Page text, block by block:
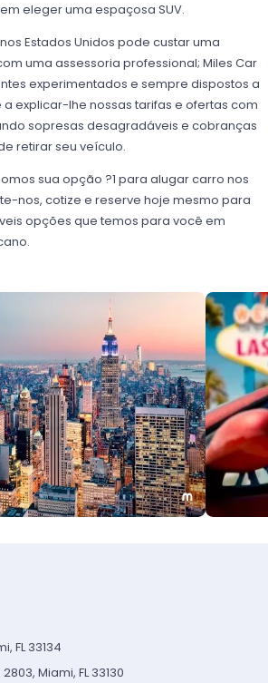
eleger uma espaçosa SUV.
Estados Unidos pode custar uma
uma assessoria professional; Miles Car
experimentados e sempre dispostos a
a explicar-lhe nossas tarifas e ofertas com
sopresas desagradáveis e cobranças
retirar seu veículo.
sua opção ?1 para alugar carro nos
nos, cotize e reserve hoje mesmo para
opções que temos para você em
FL 33134
Miami, FL 33130